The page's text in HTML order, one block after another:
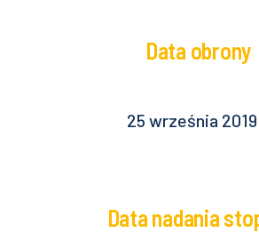
Data obrony
25 września 2019
Data nadania